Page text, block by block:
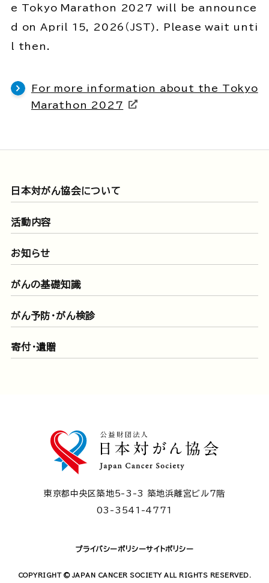
e Tokyo Marathon 2027 will be announce
d on April 15, 2026（JST). Please wait unti
l then.
For more information about the Tokyo
Marathon 2027
日本対がん協会について
活動内容
お知らせ
がんの基礎知識
がん予防・がん検診
寄付・遺贈
東京都中央区築地5-3-3 築地浜離宮ビル7階
03-3541-4771
プライバシーポリシーサイトポリシー
COPYRIGHT © JAPAN CANCER SOCIETY ALL RIGHTS RESERVED.